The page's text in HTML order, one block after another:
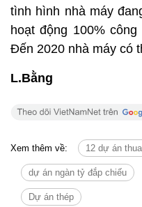
tình hình nhà máy
hoạt động 100%
Đến 2020 nhà máy có
L.Bằng
Xem thêm về: 12 dự án
dự án ngàn tỷ đắp chiếu
Dự án thép